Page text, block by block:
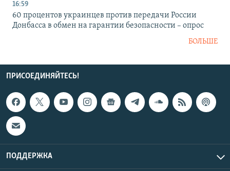
16:59
60 процентов украинцев против передачи России
Донбасса в обмен на гарантии безопасности – опрос
БОЛЬШЕ
ПРИСОЕДИНЯЙТЕСЬ!
ПОДДЕРЖКА